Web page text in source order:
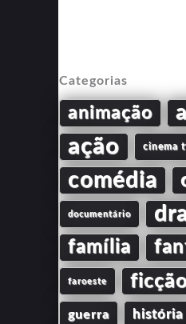
Categorias
animação
ação cinema
comédia
documentário
família
faroeste
guerra história